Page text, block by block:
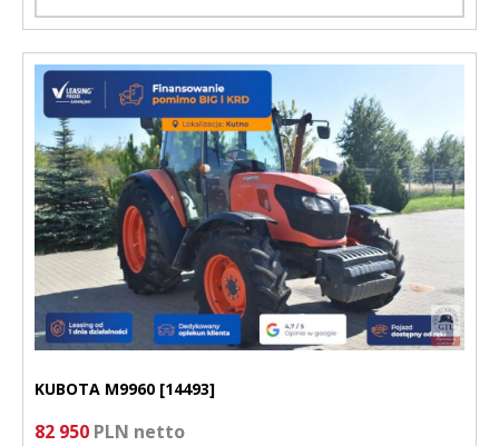
KUBOTA M9960 [14493]
82 950 PLN netto